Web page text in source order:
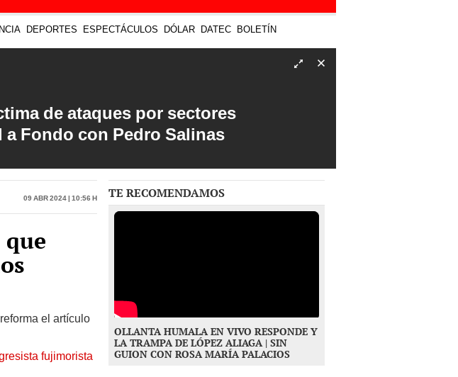
DEPORTES ESPECTÁCULOS DÓLAR DATEC BOLETÍN
de ataques por sectores
a Fondo con Pedro Salinas
09 Abr 2024 | 10:56 h
el artículo
fujimorista
TE RECOMENDAMOS
OLLANTA HUMALA EN VIVO RESPONDE Y
LA TRAMPA DE LÓPEZ ALIAGA | SIN
GUION CON ROSA MARÍA PALACIOS